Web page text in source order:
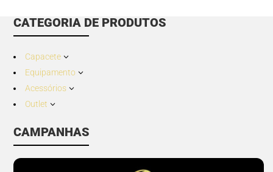
CATEGORIA DE PRODUTOS
Capacete 3
Equipamento 3
Acessórios 3
Outlet 3
CAMPANHAS